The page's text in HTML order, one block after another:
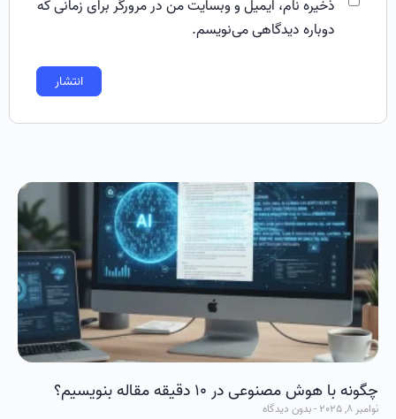
ذخیره نام، ایمیل و وبسایت من در مرورگر برای زمانی که
دوباره دیدگاهی می‌نویسم.
چگونه با هوش مصنوعی در ۱۰ دقیقه مقاله بنویسیم؟
نوامبر 8, 2025 بدون دیدگاه